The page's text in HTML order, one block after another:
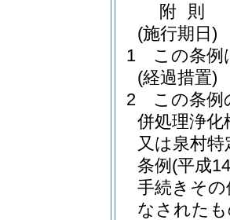
附 則
(施行期日)
1
この条例
(経過措置)
2
この条例
併処理浄
又は泉村
条例 (平成
手続きそ
なされた